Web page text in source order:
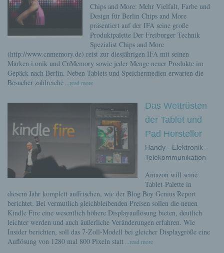
Chips and More: Mehr Vielfalt, Farbe und
Design für Berlin Chips and More
präsentiert auf der IFA seine große
Produktpalette Der Freiburger Technik
Spezialist Chips and More
(http://www.cnmemory.de) reist zur diesjährigen IFA mit seinen
Marken i.onik und CnMemory sowie jeder Menge neuer Produkte im
Gepäck nach Berlin. Neben Tablets und Speichermedien erwarten die
Besucher zahlreiche ...read more
Das Wettrüsten
der Tablet und
Pad Hersteller
Handy - Elektronik -
Telekommunikation
Amazon will seine
Tablet-Palette in
diesem Jahr komplett auffrischen, wie der Blog Boy Genius Report
berichtet. Bei vermutlich gleichbleibenden Preisen sollen die neuen
Kindle Fire eine wesentlich höhere Displayauflösung bieten, deutlich
leichter werden und auch äußerliche Veränderungen erfahren. Wie
Insider berichten, soll das 7-Zoll-Modell bei gleicher Displaygröße eine
Auflösung von 1280 mal 800 Pixeln statt ...read more